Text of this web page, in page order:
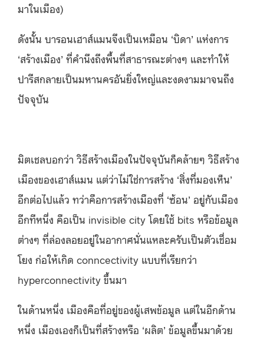
มาในเมือง)
ดังนั้น บารอนเฮาส์แมนจึงเป็นเหมือน ‘บิดา’ แห่งการ
‘สร้างเมือง’ ที่คำนึงถึงพื้นที่สาธารณะต่างๆ และทำให้
ปารีสกลายเป็นมหานครอันยิ่งใหญ่และงดงามมาจนถึง
ปัจจุบัน
มิตเชลบอกว่า วิธีสร้างเมืองในปัจจุบันก็คล้ายๆ วิธีสร้าง
เมืองของเฮาส์แมน แต่ว่าไม่ใช่การสร้าง ‘สิ่งที่มองเห็น’
อีกต่อไปแล้ว ทว่าคือการสร้างเมืองที่ ‘ซ้อน’ อยู่กับเมือง
อีกทีหนึ่ง คือเป็น invisible city โดยใช้ bits หรือข้อมูล
ต่างๆ ที่ล่องลอยอยู่ในอากาศนั่นแหละครับเป็นตัวเชื่อม
โยง ก่อให้เกิด conncectivity แบบที่เรียกว่า
hyperconnectivity ขึ้นมา
ในด้านหนึ่ง เมืองคือที่อยู่ของผู้เสพข้อมูล แต่ในอีกด้าน
หนึ่ง เมืองเองก็เป็นที่สร้างหรือ ‘ผลิต’ ข้อมูลขึ้นมาด้วย